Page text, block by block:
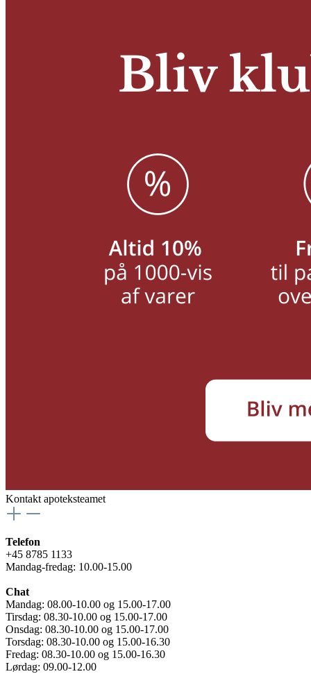
Kontakt apoteksteamet
Telefon
+45 8785 1133
Mandag-fredag: 10.00-15.00
Chat
Mandag: 08.00-10.00 og 15.00-17.00
Tirsdag: 08.30-10.00 og 15.00-17.00
Onsdag: 08.30-10.00 og 15.00-17.00
Torsdag: 08.30-10.00 og 15.00-16.30
Fredag: 08.30-10.00 og 15.00-16.30
Lørdag: 09.00-12.00